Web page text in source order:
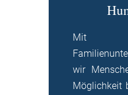
Mit
wir
Möglichkeit